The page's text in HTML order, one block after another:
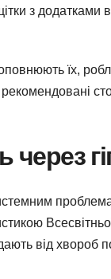
з додатками
їх,
від хвороб